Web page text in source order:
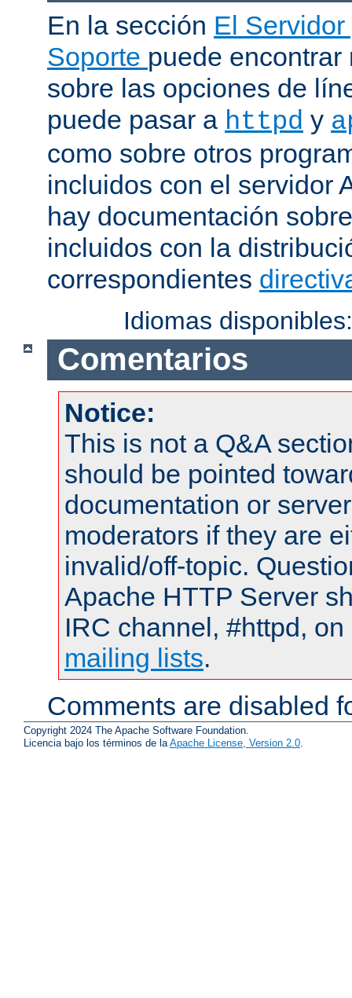
En la sección El
Soporte puede
sobre las opciones de
puede pasar a httpd y
como sobre otros
incluidos con el servidor
hay documentación
incluidos con la
correspondientes
Idiomas
Comentarios
Notice:
This is not a Q&A
should be pointed
documentation or
moderators if they are
invalid/off-topic.
Apache HTTP Server
IRC channel, #httpd,
mailing lists.
Comments are disabled
Copyright 2024 The Apache Software Foundation.
Licencia bajo los términos de la Apache License, Version 2.0